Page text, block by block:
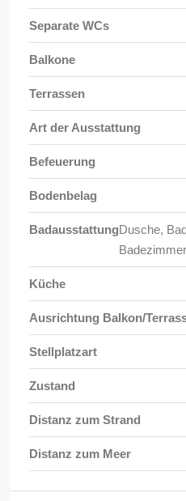
Separate WCs
Balkone
Terrassen
Art der Ausstattung
Befeuerung
Bodenbelag
BadausstattungDusche,
Badezimmer
Küche
Ausrichtung Balkon/
Stellplatzart
Zustand
Distanz zum Strand
Distanz zum Meer